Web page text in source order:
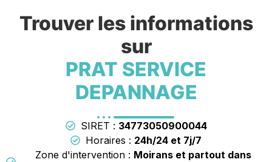
Trouver les informations
sur
PRAT SERVICE
DEPANNAGE
SIRET : 34773050900044
Horaires : 24h/24 et 7j/7
Zone d'intervention : Moirans et partout dans